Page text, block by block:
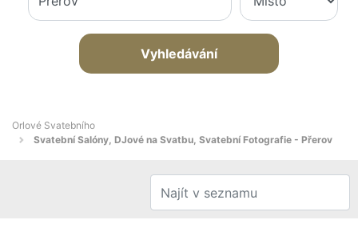
Vyhledávání
Orlové Svatebního
Svatební Salóny, DJové na Svatbu, Svatební Fotografie - Přerov